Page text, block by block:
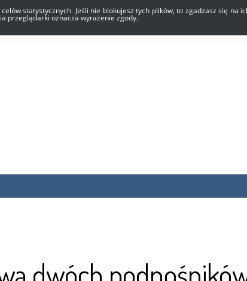
statystycznych. Jeśli nie blokujesz tych plików, to zgadzasz się
przeglądarki oznacza wyrażenie zgody.